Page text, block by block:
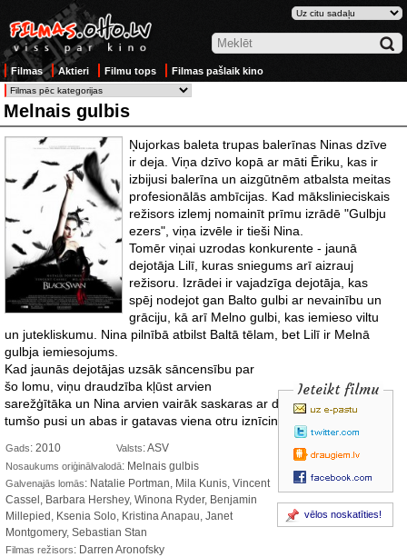
Filmas Aktieri Filmu tops Filmas pašlaik kino
Melnais gulbis
Ņujorkas baleta trupas balerīnas Ninas dzīve
ir deja. Viņa dzīvo kopā ar māti Ēriku, kas ir
izbijusi balerīna un aizgūtnēm atbalsta meitas
profesionālās ambīcijas. Kad mākslinieciskais
režisors izlemj nomainīt prīmu izrādē "Gulbju
ezers", viņa izvēle ir tieši Nina.
Tomēr viņai uzrodas konkurente - jaunā
dejotāja Lilī, kuras sniegums arī aizrauj
režisoru. Izrādei ir vajadzīga dejotāja, kas
spēj nodejot gan Balto gulbi ar nevainību un
grāciju, kā arī Melno gulbi, kas iemieso viltu
un jutekliskumu. Nina pilnībā atbilst Baltā tēlam, bet Lilī ir Melnā
gulbja iemiesojums.
Kad jaunās dejotājas uzsāk sāncensību par
šo lomu, viņu draudzība kļūst arvien
sarežģītāka un Nina arvien vairāk saskaras ar draudzenes rakstura
tumšo pusi un abas ir gatavas viena otru iznīcināt.
Ieteikt filmu
vēlos noskatīties!
Gads: 2010 Valsts: ASV
Nosaukums oriģinālvalodā: Melnais gulbis
Galvenajās lomās: Natalie Portman, Mila Kunis, Vincent
Cassel, Barbara Hershey, Winona Ryder, Benjamin
Millepied, Ksenia Solo, Kristina Anapau, Janet
Montgomery, Sebastian Stan
Filmas režisors: Darren Aronofsky